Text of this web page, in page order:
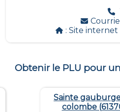
: Site internet
Obtenir le PLU pour
Sainte
colombe